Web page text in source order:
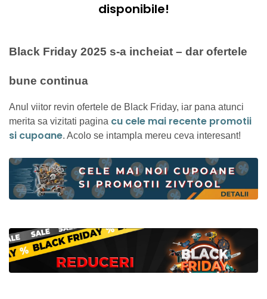
disponibile!
Black Friday 2025 s-a incheiat – dar ofertele
bune continua
Anul viitor revin ofertele de Black Friday, iar pana atunci
merita sa vizitati pagina cu cele mai recente promotii
si cupoane. Acolo se intampla mereu ceva interesant!